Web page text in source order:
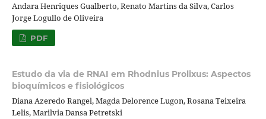
Andara Henriques Gualberto, Renato Martins da Silva, Carlos
Jorge Logullo de Oliveira
PDF
Estudo da via de RNAI em Rhodnius Prolixus: Aspectos
bioquímicos e fisiológicos
Diana Azeredo Rangel, Magda Delorence Lugon, Rosana Teixeira
Lelis, Marilvia Dansa Petretski